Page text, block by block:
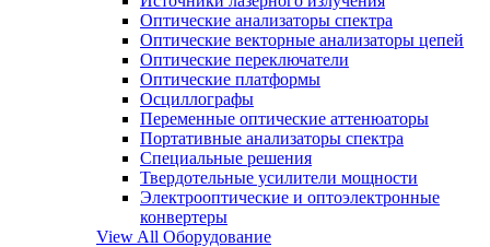
Оптические анализаторы спектра
Оптические векторные анализаторы цепей
Оптические переключатели
Оптические платформы
Осциллографы
Переменные оптические аттенюаторы
Портативные анализаторы спектра
Специальные решения
Твердотельные усилители мощности
Электрооптические и оптоэлектронные
конвертеры
View All Оборудование